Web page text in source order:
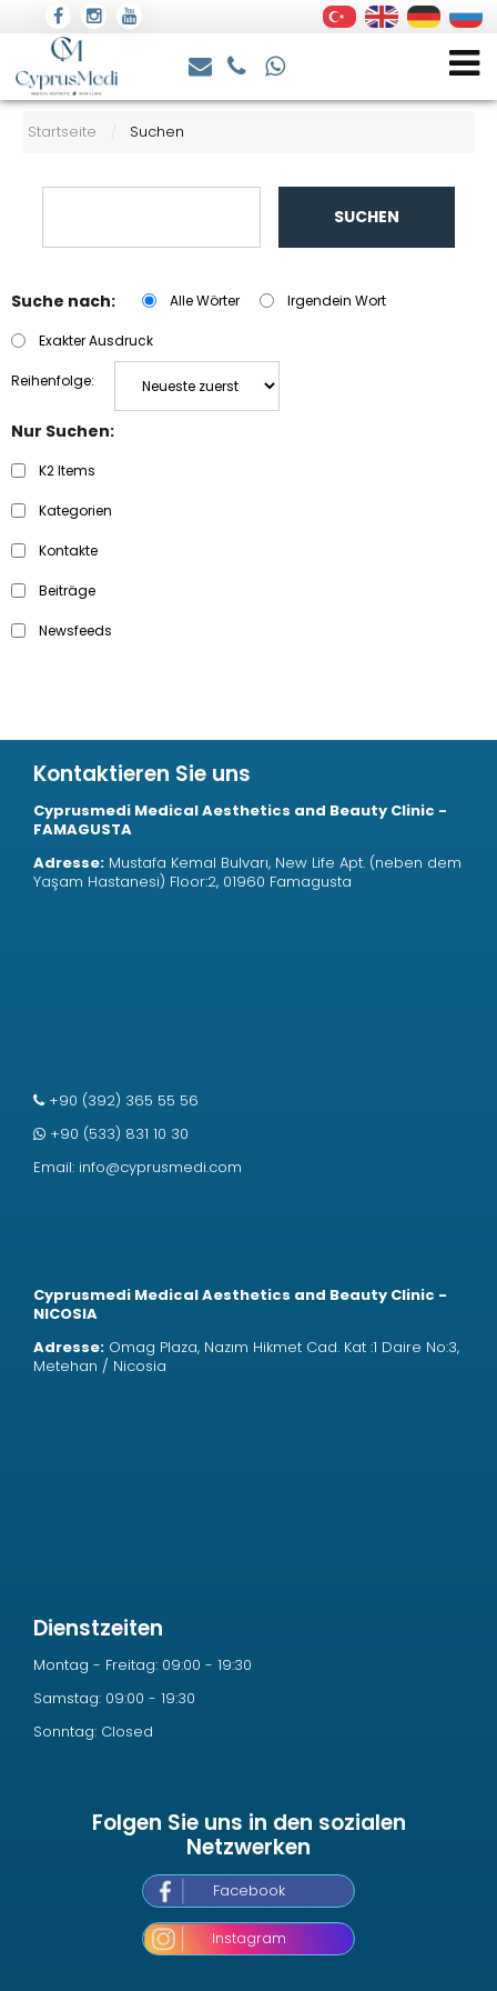
Startseite / Suchen
SUCHEN
Suche nach: Alle Wörter Irgendein Wort
Exakter Ausdruck
Reihenfolge:
Nur Suchen:
K2 Items
Kategorien
Kontakte
Beiträge
Newsfeeds
Kontaktieren Sie uns
Cyprusmedi Medical Aesthetics and Beauty Clinic -
FAMAGUSTA
Adresse: Mustafa Kemal Bulvarı, New Life Apt. (neben dem
Yaşam Hastanesi) Floor:2, 01960 Famagusta
+90 (392) 365 55 56
+90 (533) 831 10 30
Email: info@cyprusmedi.com
Cyprusmedi Medical Aesthetics and Beauty Clinic -
NICOSIA
Adresse: Omag Plaza, Nazım Hikmet Cad. Kat :1 Daire No:3,
Metehan / Nicosia
Dienstzeiten
Montag - Freitag: 09:00 - 19:30
Samstag: 09:00 - 19:30
Sonntag: Closed
Folgen Sie uns in den sozialen
Netzwerken
Facebook
Instagram